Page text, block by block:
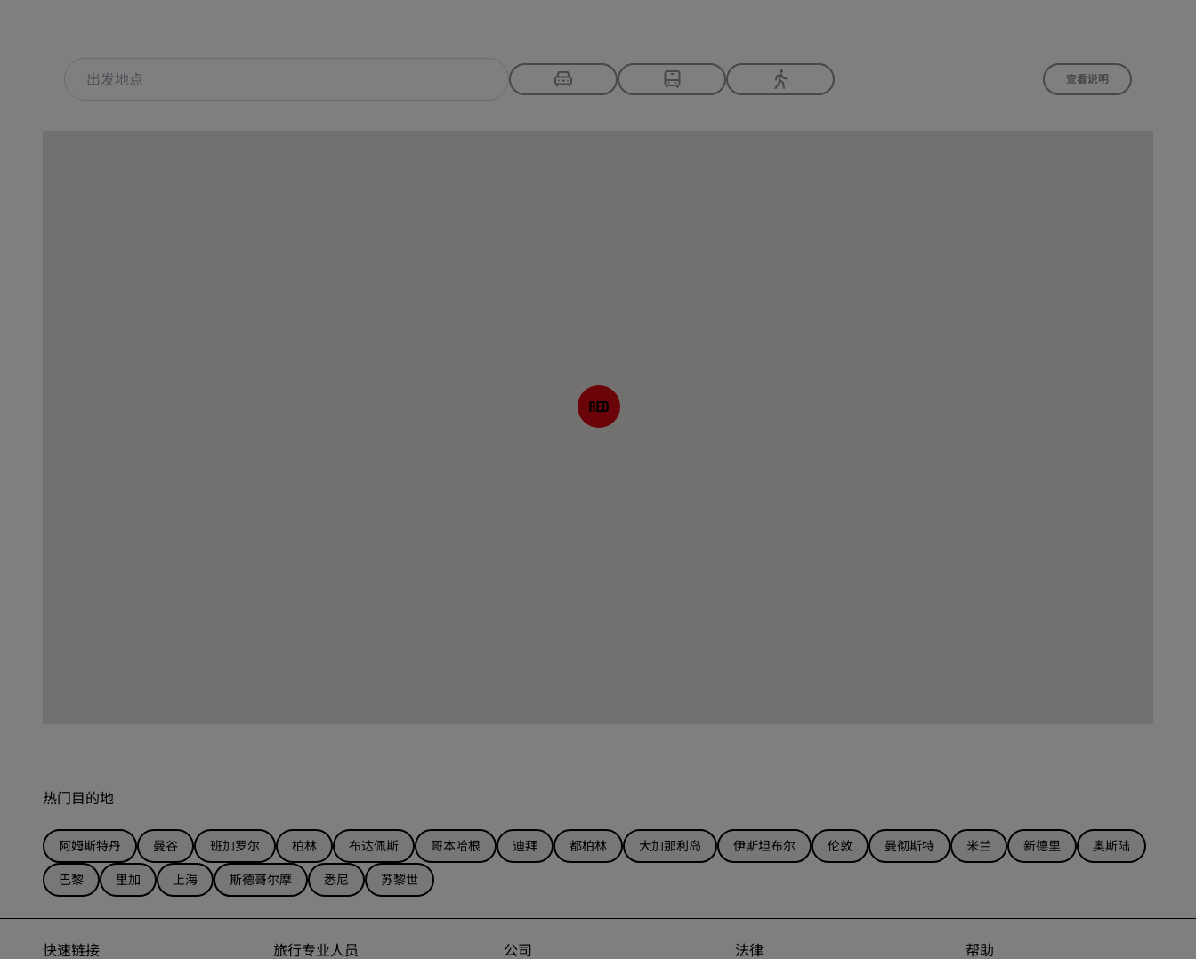
查看说明
热门目的地
阿姆斯特丹 曼谷 班加罗尔 柏林 布达佩斯 哥本哈根 迪拜 都柏林 大加那利岛 伊斯坦布尔 伦敦 曼彻斯特 米兰 新德里
奥斯陆
巴黎
里加 上海 斯德哥尔摩 悉尼 苏黎世
快速链接 旅行专业人员 公司 法律 帮助